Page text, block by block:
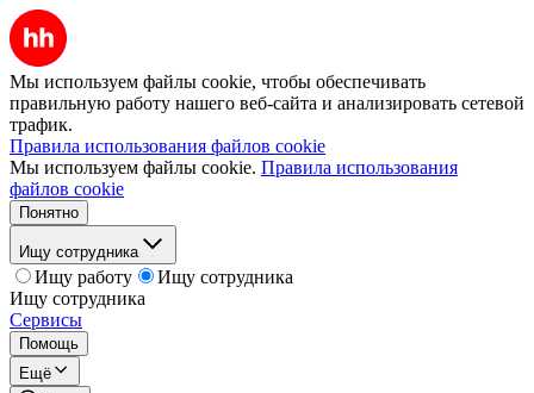
Мы используем файлы cookie, чтобы обеспечивать
правильную работу нашего веб-сайта и анализировать сетевой
трафик.
Правила использования файлов cookie
Мы используем файлы cookie. Правила использования
файлов cookie
Понятно
Ищу сотрудника
Ищу работу
Ищу сотрудника
Ищу сотрудника
Сервисы
Помощь
Ещё